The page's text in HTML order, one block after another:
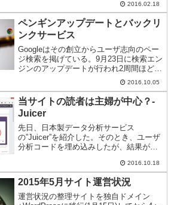
2016.02.18
ペンギンアップデートとバックリ
ンクサービス
Googleはその創立からユーザ志向のペー
ジ検索を掲げている。9月23日に検索エン
ジンのアップデートが行われ2周間ほど経
ち落ち着いてきたようなので、その結果
2016.10.05
当サイトの読者は主婦が中心？-
Juicer
先日、日本製データ分析サービス
の”Juicer”を紹介した。そのとき、ユーザ
分析コードを埋め込みしたが、結果が出
2016.10.18
2015年5月サイト運営状況
運営状況の整理サイトを独自ドメイン